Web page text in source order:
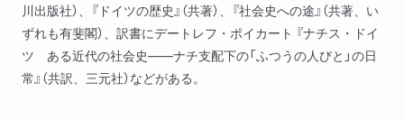
戦争さえなければよかったのに
いまでもそのことを恥ずかしく思う）
川出版社）、『ドイツの歴史』（共著）、『社会史への途』（共著、い
ずれも有斐閣）、訳書にデートレフ・ポイカート 『ナチス・ドイ
ツ ある近代の社会史――ナチ支配下の「ふつうの人びと」の日
常』（共訳、三元社）などがある。